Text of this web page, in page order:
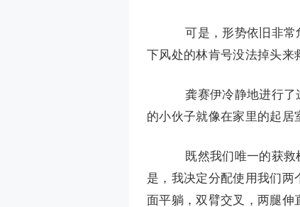
可是，形势依旧非常
下风处的林肯号没法掉头来
龚赛伊冷静地进行了
的小伙子就像在家里的起居
既然我们唯一的获救
是，我决定分配使用我们
面平躺，双臂交叉，两腿伸